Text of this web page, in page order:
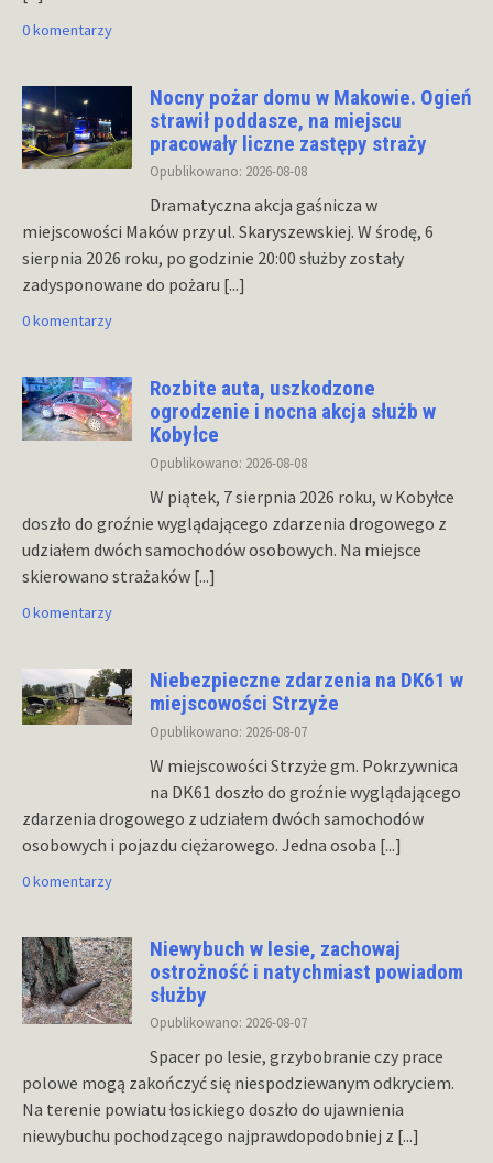
0 komentarzy
Nocny pożar domu w Makowie. Ogień
strawił poddasze, na miejscu
pracowały liczne zastępy straży
Opublikowano: 2026-08-08
Dramatyczna akcja gaśnicza w
miejscowości Maków przy ul. Skaryszewskiej. W środę, 6
sierpnia 2026 roku, po godzinie 20:00 służby zostały
zadysponowane do pożaru [...]
0 komentarzy
Rozbite auta, uszkodzone
ogrodzenie i nocna akcja służb w
Kobyłce
Opublikowano: 2026-08-08
W piątek, 7 sierpnia 2026 roku, w Kobyłce
doszło do groźnie wyglądającego zdarzenia drogowego z
udziałem dwóch samochodów osobowych. Na miejsce
skierowano strażaków [...]
0 komentarzy
Niebezpieczne zdarzenia na DK61 w
miejscowości Strzyże
Opublikowano: 2026-08-07
W miejscowości Strzyże gm. Pokrzywnica
na DK61 doszło do groźnie wyglądającego
zdarzenia drogowego z udziałem dwóch samochodów
osobowych i pojazdu ciężarowego. Jedna osoba [...]
0 komentarzy
Niewybuch w lesie, zachowaj
ostrożność i natychmiast powiadom
służby
Opublikowano: 2026-08-07
Spacer po lesie, grzybobranie czy prace
polowe mogą zakończyć się niespodziewanym odkryciem.
Na terenie powiatu łosickiego doszło do ujawnienia
niewybuchu pochodzącego najprawdopodobniej z [...]